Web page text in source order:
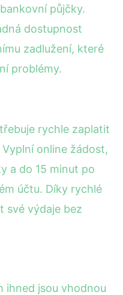
půjčky.
dostupnost
zadlužení, které
problémy.
rychle zaplatit
online žádost,
a do 15 minut po
účtu. Díky rychlé
své výdaje bez
ihned jsou vhodnou